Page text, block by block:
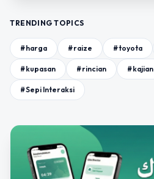
TRENDING TOPICS
#harga #raize #toyota
#kupasan #rincian #kajian
#Sepi Interaksi